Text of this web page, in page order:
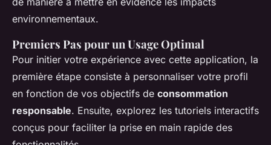
environnementaux.
Premiers Pas pour un Usage Optimal
Pour initier votre expérience avec cette application, la
première étape consiste à personnaliser votre profil
en fonction de vos objectifs de consommation
responsable. Ensuite, explorez les tutoriels interactifs
conçus pour faciliter la prise en main rapide des